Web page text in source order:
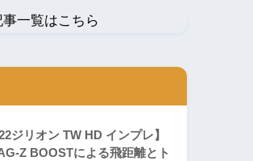
事一覧はこちら
22ジリオン TW HD インプレ】
Z BOOSTによる飛距離とト